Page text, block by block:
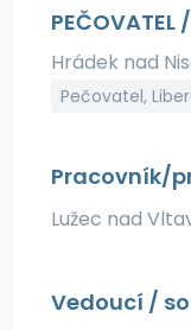
PEČOVATEL
Hrádek nad
Pečovatel,
Pracovník/
Lužec nad
Vedoucí /